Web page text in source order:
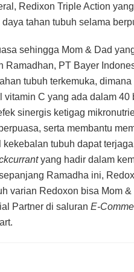
Redixon Triple Action
tahan tubuh selama
sehingga Mom & Dad
Ramadhan, PT Bayer
tubuh terkemuka,
vitamin C yang ada dalam
sinergis ketigag
serta membantu
tubuh dapat
yang hadir dalam
Ramadha ini,
varian Redoxon bisa Mom
Partner di saluran E-